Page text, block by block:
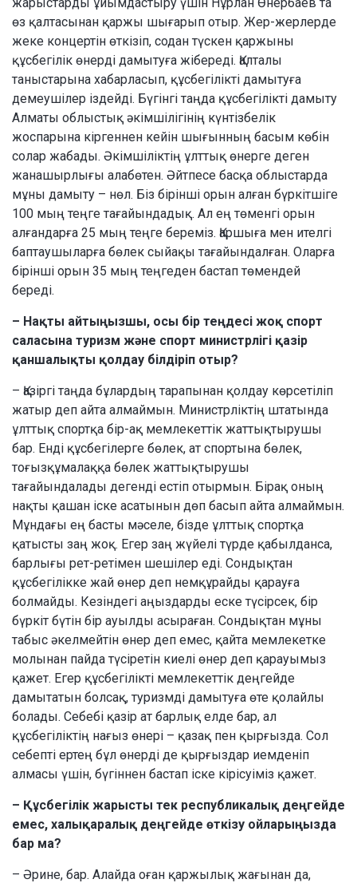
өз қалтасынан қаржы шығарып отыр. Жер-жерлерде
жеке концертін өткізіп, содан түскен қаржыны
құсбегілік өнерді дамытуға жібереді. Қалталы
таныстарына хабарласып, құсбегілікті дамытуға
демеушілер іздейді. Бүгінгі таңда құсбегілікті дамыту
Алматы облыстық әкімшілігінің күнтізбелік
жоспарына кіргеннен кейін шығынның басым көбін
солар жабады. Әкімшіліктің ұлттық өнерге деген
жанашырлығы алабөтен. Әйтпесе басқа облыстарда
мұны дамыту – нөл. Біз бірінші орын алған бүркітшіге
100 мың теңге тағайындадық. Ал ең төменгі орын
алғандарға 25 мың теңге береміз. Қаршыға мен ителгі
баптаушыларға бөлек сыйақы тағайындалған. Оларға
бірінші орын 35 мың теңгеден бастап төмендей
береді.
– Нақты айтыңызшы, осы бір теңдесі жоқ спорт
саласына туризм және спорт министрлігі қазір
қаншалықты қолдау білдіріп отыр?
– Қазіргі таңда бұлардың тарапынан қолдау көрсетіліп
жатыр деп айта алмаймын. Министрліктің штатында
ұлттық спортқа бір-ақ мемлекеттік жаттықтырушы
бар. Енді құсбегілерге бөлек, ат спортына бөлек,
тоғызқұмалаққа бөлек жаттықтырушы
тағайындалады дегенді естіп отырмын. Бірақ оның
нақты қашан іске асатынын дөп басып айта алмаймын.
Мұндағы ең басты мәселе, бізде ұлттық спортқа
қатысты заң жоқ. Егер заң жүйелі түрде қабылданса,
барлығы рет-ретімен шешілер еді. Сондықтан
құсбегілікке жай өнер деп немқұрайды қарауға
болмайды. Кезіндегі аңыздарды еске түсірсек, бір
бүркіт бүтін бір ауылды асыраған. Сондықтан мұны
табыс әкелмейтін өнер деп емес, қайта мемлекетке
молынан пайда түсіретін киелі өнер деп қарауымыз
қажет. Егер құсбегілікті мемлекеттік деңгейде
дамытатын болсақ, туризмді дамытуға өте қолайлы
болады. Себебі қазір ат барлық елде бар, ал
құсбегіліктің нағыз өнері – қазақ пен қырғызда. Сол
себепті ертең бұл өнерді де қырғыздар иемденіп
алмасы үшін, бүгіннен бастап іске кірісуіміз қажет.
– Құсбегілік жарысты тек республикалық деңгейде
емес, халықаралық деңгейде өткізу ойларыңызда
бар ма?
– Әрине, бар. Алайда оған қаржылық жағынан да,